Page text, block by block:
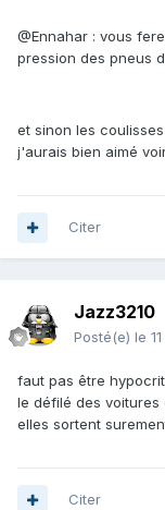
@Ennahar : vous
pression des pneus
et sinon les
j'aurais bien aimé
Citer
Jazz3210
Posté(e) le
faut pas être
le défilé des
elles sortent
Citer